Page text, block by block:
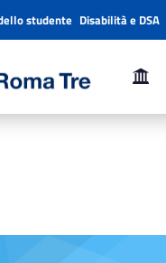
Primary Menu
studente Disabilità e DSA